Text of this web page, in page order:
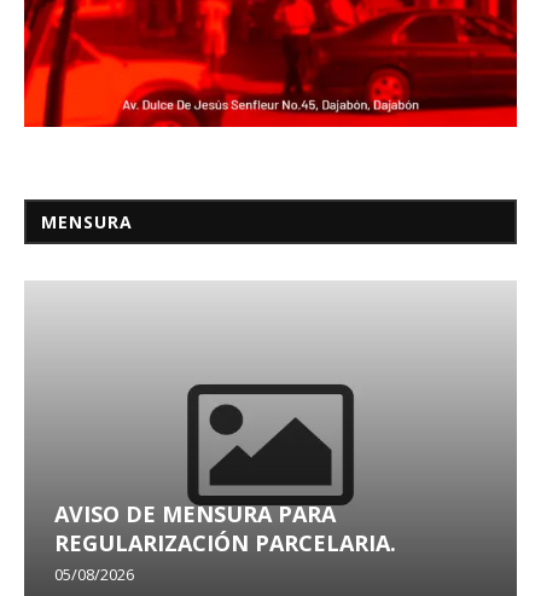
MENSURA
AVISO DE MENSURA PARA
REGULARIZACIÓN PARCELARIA.
05/08/2026